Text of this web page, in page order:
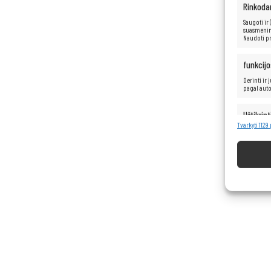
Saugoti ir
Naudoti
Derinti ir
pagal
turinio
Tvarkyti